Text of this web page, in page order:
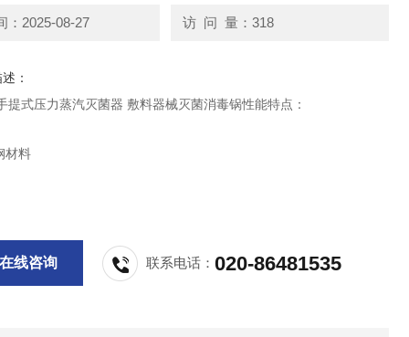
：2025-08-27 访 问 量：318
：
提式压力蒸汽灭菌器 敷料器械灭菌消毒锅性能特点：
材料
力
线咨询 联系电话：020-86481535